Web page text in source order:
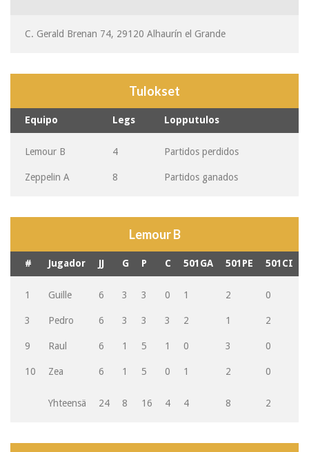
C. Gerald Brenan 74, 29120 Alhaurín el Grande
Tulokset
Equipo Legs Lopputulos
Lemour B 4 Partidos perdidos
Zeppelin A 8 Partidos ganados
Lemour B
# Jugador JJ G P C 501GA 501PE 501CI
1 Guille 6 3 3 0 1 2 0
3 Pedro 6 3 3 3 2 1 2
9 Raul 6 1 5 1 0 3 0
10 Zea 6 1 5 0 1 2 0
Yhteensä 24 8 16 4 4 8 2